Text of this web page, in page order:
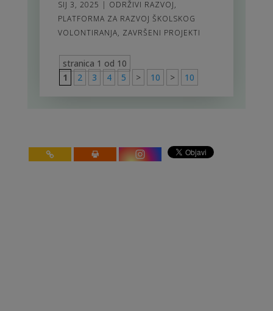
SIJ 3, 2025 | ODRŽIVI RAZVOJ,
PLATFORMA ZA RAZVOJ ŠKOLSKOG
VOLONTIRANJA, ZAVRŠENI PROJEKTI
stranica 1 od 10
1
2 3 4 5 > 10 > 10